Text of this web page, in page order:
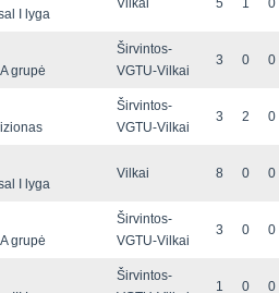
I lyga
Vilkai 5 1 0
grupė
Širvintos-
VGTU-Vilkai
3 0 0
Širvintos-
VGTU-Vilkai
3 2 0
I lyga
Vilkai 8 0 0
grupė
Širvintos-
VGTU-Vilkai
3 0 0
Širvintos-
1 0 0